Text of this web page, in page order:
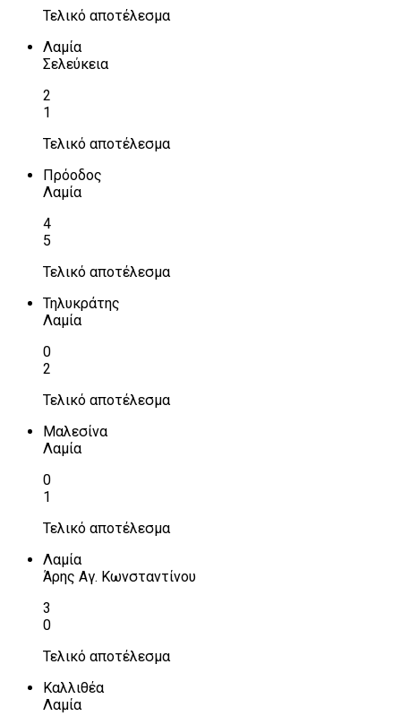
Τελικό αποτέλεσμα
Λαμία
Σελεύκεια
2
1
Τελικό αποτέλεσμα
Πρόοδος
Λαμία
4
5
Τελικό αποτέλεσμα
Τηλυκράτης
Λαμία
0
2
Τελικό αποτέλεσμα
Μαλεσίνα
Λαμία
0
1
Τελικό αποτέλεσμα
Λαμία
Άρης Αγ. Κωνσταντίνου
3
0
Τελικό αποτέλεσμα
Καλλιθέα
Λαμία